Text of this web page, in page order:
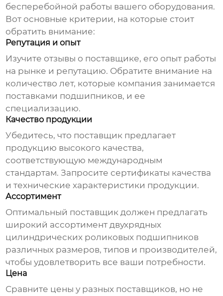
бесперебойной работы вашего оборудования.
Вот основные критерии, на которые стоит
обратить внимание:
Репутация и опыт
Изучите отзывы о поставщике, его опыт работы
на рынке и репутацию. Обратите внимание на
количество лет, которые компания занимается
поставками подшипников, и ее
специализацию.
Качество продукции
Убедитесь, что поставщик предлагает
продукцию высокого качества,
соответствующую международным
стандартам. Запросите сертификаты качества
и технические характеристики продукции.
Ассортимент
Оптимальный поставщик должен предлагать
широкий ассортиментдвухрядных
цилиндрических роликовых подшипников
различных размеров, типов и производителей,
чтобы удовлетворить все ваши потребности.
Цена
Сравните цены у разных поставщиков, но не